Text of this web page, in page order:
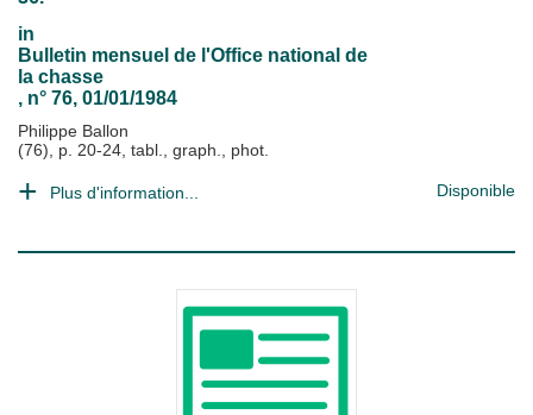
in
Bulletin mensuel de l'Office national de
la chasse
, n° 76, 01/01/1984
Philippe Ballon
(76), p. 20-24, tabl., graph., phot.
Plus d'information... Disponible